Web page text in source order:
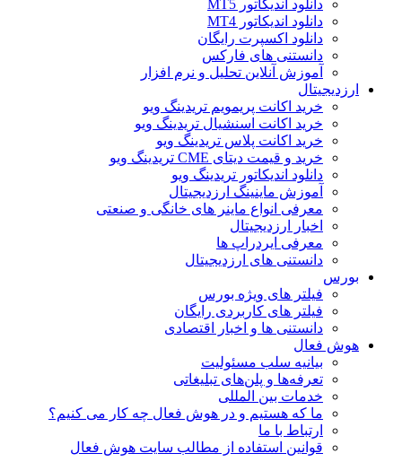
دانلود اندیکاتور MT5
دانلود اندیکاتور MT4
دانلود اکسپرت رایگان
دانستنی های فارکس
آموزش آنلاین تحلیل و نرم افزار
ارزدیجیتال
خرید اکانت پریمویم تریدینگ ویو
خرید اکانت اسنشیال تریدینگ ویو
خرید اکانت پلاس تریدینگ ویو
خرید و قیمت دیتای CME تریدینگ ویو
دانلود اندیکاتور تریدینگ ویو
آموزش ماینینگ ارزدیجیتال
معرفی انواع ماینر های خانگی و صنعتی
اخبار ارزدیجیتال
معرفی ایردراپ ها
دانستنی های ارزدیجیتال
بورس
فیلتر های ویژه بورس
فیلتر های کاربردی رایگان
دانستنی ها و اخبار اقتصادی
هوش فعال
بیانیه سلب مسئولیت
تعرفه‌ها و پلن‌های تبلیغاتی
خدمات بین المللی
ما که هستیم و در هوش فعال چه کار می کنیم؟
ارتباط با ما
قوانین استفاده از مطالب سایت هوش فعال